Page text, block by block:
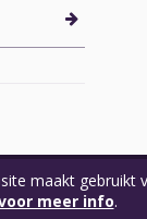
© Sanmax
maakt gebruikt
meer info.